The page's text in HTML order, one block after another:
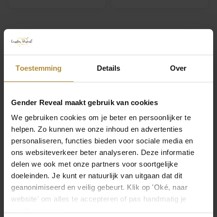
Toestemming Details Over
Gender Reveal maakt gebruik van cookies
We gebruiken cookies om je beter en persoonlijker te
helpen. Zo kunnen we onze inhoud en advertenties
personaliseren, functies bieden voor sociale media en
ons websiteverkeer beter analyseren. Deze informatie
delen we ook met onze partners voor soortgelijke
doeleinden. Je kunt er natuurlijk van uitgaan dat dit
geanonimiseerd en veilig gebeurt. Klik op 'Oké, naar
website' om alles te accepteren of pas handmatig je
Technische specificaties
0,02 kg
Afmetingen
20 × 14,5 cm
Product
Collectie
Toon meer